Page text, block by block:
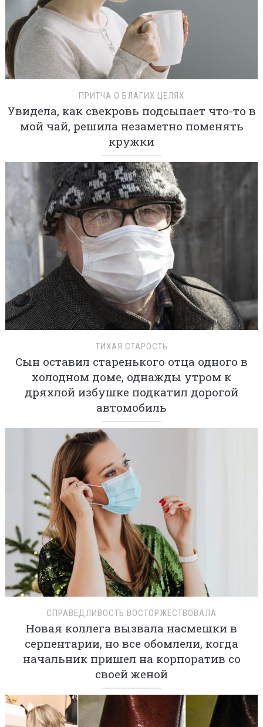
ПРИТЧА О БЛАГИХ ЦЕЛЯХ
Увидела, как свекровь подсыпает что-то в
мой чай, решила незаметно поменять
кружки
ТИХАЯ СТАРОСТЬ
Сын оставил старенького отца одного в
холодном доме, однажды утром к
дряхлой избушке подкатил дорогой
автомобиль
СПРАВЕДЛИВОСТЬ ВОСТОРЖЕСТВОВАЛА
Новая коллега вызвала насмешки в
серпентарии, но все обомлели, когда
начальник пришел на корпоратив со
своей женой